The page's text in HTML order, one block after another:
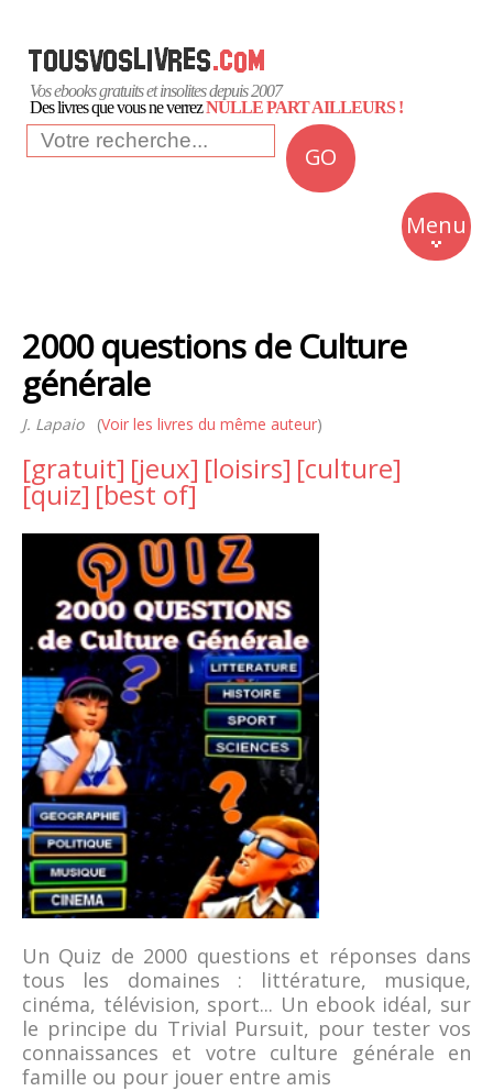
Vos ebooks gratuits et insolites depuis 2007
Des livres que vous ne verrezNULLE PART AILLEURS !
GO
Menu
Insolite
Business
Culture
2000 questions de Culture
générale
J. Lapaio(Voir les livres du même auteur)
[gratuit] [jeux] [loisirs] [culture]
[quiz] [best of]
Un Quiz de 2000 questions et réponses dans
tous les domaines : littérature, musique,
cinéma, télévision, sport... Un ebook idéal, sur
le principe du Trivial Pursuit, pour tester vos
connaissances et votre culture générale en
famille ou pour jouer entre amis